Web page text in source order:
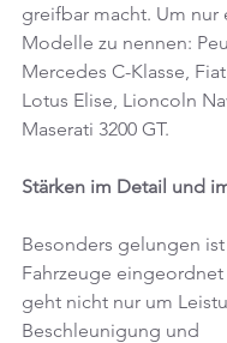
greifbar macht. Um nur
Modelle zu nennen:
Mercedes C-Klasse,
Lotus Elise, Lioncoln
Maserati 3200 GT.
Stärken im Detail und
Besonders gelungen
Fahrzeuge eingeordnet
geht nicht nur um
Beschleunigung und